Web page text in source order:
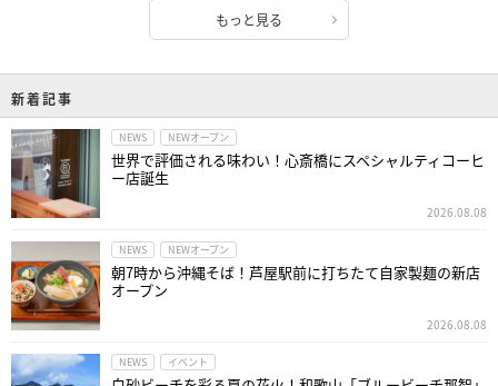
もっと見る
新着記事
NEWS NEWオープン
世界で評価される味わい！心斎橋にスペシャルティコーヒ
ー店誕生
2026.08.08
NEWS NEWオープン
朝7時から沖縄そば！芦屋駅前に打ちたて自家製麺の新店
オープン
2026.08.08
NEWS イベント